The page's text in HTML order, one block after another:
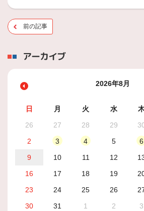
前の記事
アーカイブ
2026年8月
日 月 火 水
26
27 28 29
2
3 4 5 6
9
10 11 12
16
17 18 19
23
24 25 26
30
31 1 2 3